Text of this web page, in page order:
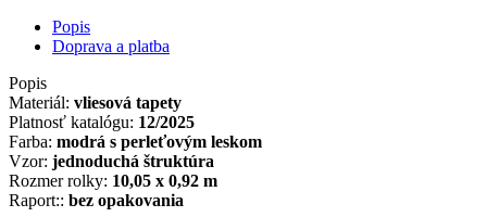
Popis
Doprava a platba
Popis
Materiál: vliesová tapety
Platnosť katalógu: 12/2025
Farba: modrá s perleťovým leskom
Vzor: jednoduchá štruktúra
Rozmer rolky: 10,05 x 0,92 m
Raport:: bez opakovania